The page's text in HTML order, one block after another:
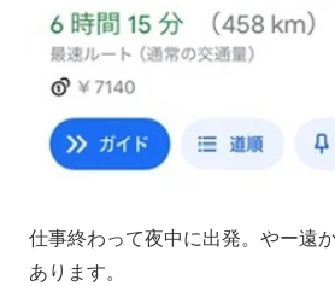
仕事終わって夜中に出発。やー遠
あります。